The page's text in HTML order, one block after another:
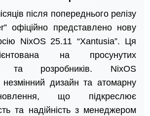
після попереднього релізу
офіційно представлено нову
NixOS 25.11 “Xantusia”. Ця
на просунутих
та розробників. NixOS
незмінний дизайн та атомарну
що підкреслює
та надійність з менеджером